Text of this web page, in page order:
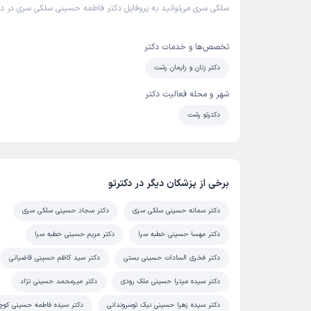
سلکی سری می‌توانید به پروفایل دکتر فاطمه حسینی سلکی سری در
تخصص‌ها و خدمات دکتر
دکتر زنان و زایمان رشت
شهر و محله فعالیت دکتر
دکترتو رشت
برخی از پزشکان دیگر در دکترتو
دکتر سمانه حسینی سلکی سری دکتر سجاد حسینی سلکی سری
دکتر مهسا حسینی خطبه سرا دکتر مریم حسینی خطبه سرا
دکتر فخری السادات حسینی بستی دکتر سید کاظم حسینی قاضیانی
دکتر سیده میترا حسینی ملک رودی دکتر میرمحمد حسینی نژاد
دکتر سیده زهرا حسینی نیک توسروندانی دکتر سیده فاطمه حسینی